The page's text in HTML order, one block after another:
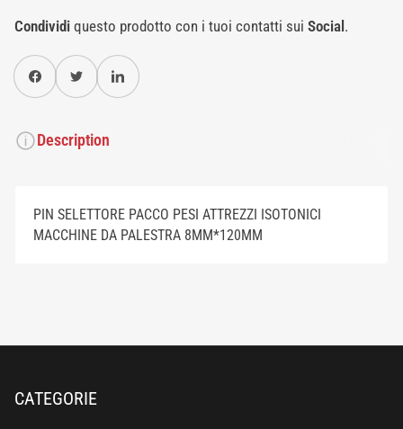
Condividiquesto prodotto con i tuoi contatti sui Social .
Condividi su FacebookTwitterCondividi su Pinterest
Description
PIN SELETTORE PACCO PESI ATTREZZI ISOTONICI
MACCHINE DA PALESTRA 8MM*120MM
CATEGORIE